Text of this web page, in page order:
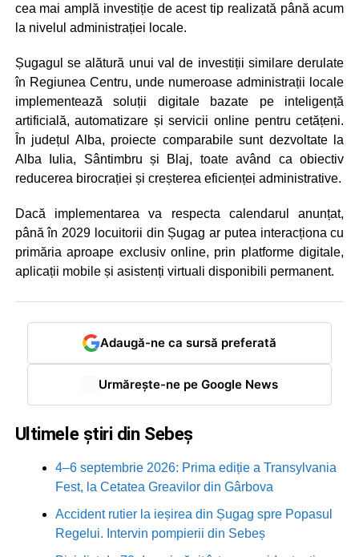
cea mai amplă investiție de acest tip realizată până acum
la nivelul administrației locale.
Șugagul se alătură unui val de investiții similare derulate
în Regiunea Centru, unde numeroase administrații locale
implementează soluții digitale bazate pe inteligență
artificială, automatizare și servicii online pentru cetățeni.
În județul Alba, proiecte comparabile sunt dezvoltate la
Alba Iulia, Sântimbru și Blaj, toate având ca obiectiv
reducerea birocrației și creșterea eficienței administrative.
Dacă implementarea va respecta calendarul anunțat,
până în 2029 locuitorii din Șugag ar putea interacționa cu
primăria aproape exclusiv online, prin platforme digitale,
aplicații mobile și asistenți virtuali disponibili permanent.
Adaugă-ne ca sursă preferată
Urmărește-ne pe Google News
Ultimele știri din Sebeș
4–6 septembrie 2026: Prima ediție a Transylvania
Fest, la Cetatea Greavilor din Gârbova
Accident rutier la ieșirea din Șugag spre Popasul
Regelui. Intervin pompierii din Sebeș